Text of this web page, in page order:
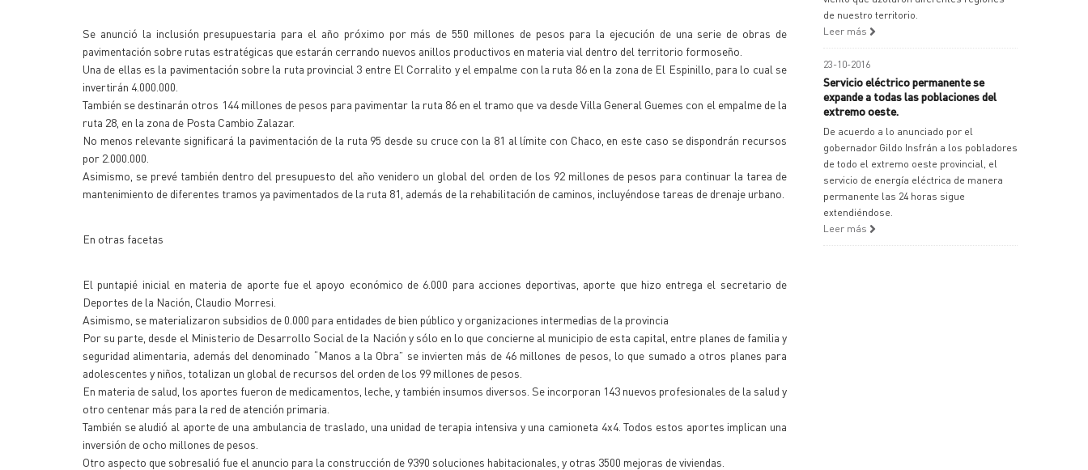
Se anunció la inclusión presupuestaria para el año próximo por más de 550 millones de pesos para la ejecución de una serie de obras de
pavimentación sobre rutas estratégicas que estarán cerrando nuevos anillos productivos en materia vial dentro del territorio formoseño.
Una de ellas es la pavimentación sobre la ruta provincial 3 entre El Corralito y el empalme con la ruta 86 en la zona de El Espinillo, para lo cual se
invertirán 4.000.000.
También se destinarán otros 144 millones de pesos para pavimentar la ruta 86 en el tramo que va desde Villa General Guemes con el empalme de la
ruta 28, en la zona de Posta Cambio Zalazar.
No menos relevante significará la pavimentación de la ruta 95 desde su cruce con la 81 al límite con Chaco, en este caso se dispondrán recursos
por 2.000.000.
Asimismo, se prevé también dentro del presupuesto del año venidero un global del orden de los 92 millones de pesos para continuar la tarea de
mantenimiento de diferentes tramos ya pavimentados de la ruta 81, además de la rehabilitación de caminos, incluyéndose tareas de drenaje urbano.
En otras facetas
El puntapié inicial en materia de aporte fue el apoyo económico de 6.000 para acciones deportivas, aporte que hizo entrega el secretario de
Deportes de la Nación, Claudio Morresi.
Asimismo, se materializaron subsidios de 0.000 para entidades de bien público y organizaciones intermedias de la provincia
Por su parte, desde el Ministerio de Desarrollo Social de la Nación y sólo en lo que concierne al municipio de esta capital, entre planes de familia y
seguridad alimentaria, además del denominado “Manos a la Obra” se invierten más de 46 millones de pesos, lo que sumado a otros planes para
adolescentes y niños, totalizan un global de recursos del orden de los 99 millones de pesos.
En materia de salud, los aportes fueron de medicamentos, leche, y también insumos diversos. Se incorporan 143 nuevos profesionales de la salud y
otro centenar más para la red de atención primaria.
También se aludió al aporte de una ambulancia de traslado, una unidad de terapia intensiva y una camioneta 4x4. Todos estos aportes implican una
inversión de ocho millones de pesos.
Otro aspecto que sobresalió fue el anuncio para la construcción de 9390 soluciones habitacionales, y otras 3500 mejoras de viviendas.
de nuestro territorio.
Leer más
23-10-2016
Servicio eléctrico permanente se
expande a todas las poblaciones del
extremo oeste.
De acuerdo a lo anunciado por el
gobernador Gildo Insfrán a los pobladores
de todo el extremo oeste provincial, el
servicio de energía eléctrica de manera
permanente las 24 horas sigue
extendiéndose.
Leer más